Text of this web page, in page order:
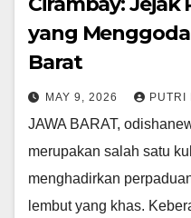
yang
Barat
MAY 9, 2026 PUTRI
JAWA BARAT,
merupakan salah satu
menghadirkan
lembut yang khas.